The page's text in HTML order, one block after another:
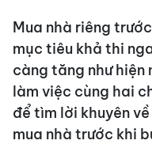
Mua nhà riêng
mục tiêu khả thi
càng tăng như hiện
làm việc cùng hai
để tìm lời khuyên
mua nhà trước khi